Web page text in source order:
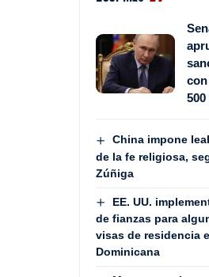
con
500
China impone
de la fe religiosa,
Zúñiga
EE. UU.
de fianzas para
visas de residencia
Dominicana